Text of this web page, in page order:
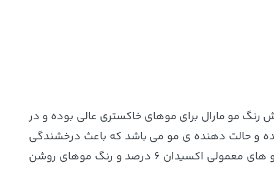
رنگ مو مارال برای موهای خاکستری عالی بوده و در
و حالت دهنده ی مو می باشد که باعث درخشندگی
مو شده و از خشک شدن و شکنندگی مو جلوگیری می کند. حجم: ۱۰۰ میل نسبت درصد ترکیب ۱ به ۱/۵ برای رنگ مو های معمولی اکسیدان ۶ درصد و رنگ موهای روشن